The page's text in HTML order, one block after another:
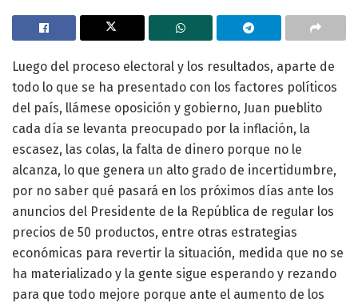
Luego del proceso electoral y los resultados, aparte de
todo lo que se ha presentado con los factores políticos
del país, llámese oposición y gobierno, Juan pueblito
cada día se levanta preocupado por la inflación, la
escasez, las colas, la falta de dinero porque no le
alcanza, lo que genera un alto grado de incertidumbre,
por no saber qué pasará en los próximos días ante los
anuncios del Presidente de la República de regular los
precios de 50 productos, entre otras estrategias
económicas para revertir la situación, medida que no se
ha materializado y la gente sigue esperando y rezando
para que todo mejore porque ante el aumento de los